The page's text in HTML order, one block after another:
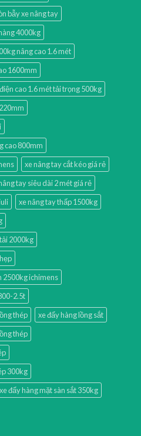
bẫy xe nâng tay
4000kg
nâng cao 1.6 mét
1600mm
cao 1.6 mét tải trọng 500kg
cao 800mm
xe nâng tay cắt kéo giá rẻ
tay siêu dài 2 mét giá rẻ
xe nâng tay thấp 1500kg
2000kg
2500kg ichimens
2.5t
thép
xe đẩy hàng lồng sắt
thép
300kg
xe đẩy hàng mặt sàn sắt 350kg